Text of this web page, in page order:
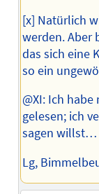
[x] Natürlich
werden. Aber
das sich eine
so ein
@XI: Ich
gelesen; ich
sagen willst…
Lg,